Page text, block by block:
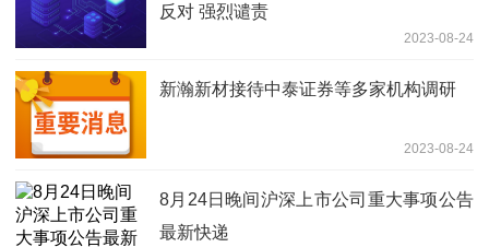
反对 强烈谴责
2023-08-24
新瀚新材接待中泰证券等多家机构调研
2023-08-24
8月24日晚间沪深上市公司重大事项公告
最新快递